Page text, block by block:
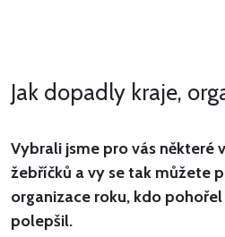
Jak dopadly kraje,
Vybrali jsme pro vás některé
žebříčků a vy se tak můžete
organizace roku, kdo
polepšil.